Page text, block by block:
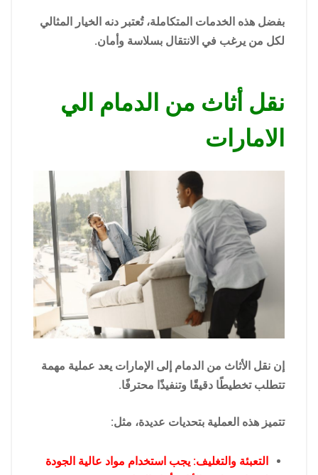
بفضل هذه الخدمات المتكاملة، تُعتبر دنه الخيار المثالي
لكل من يرغب في الانتقال بسلاسة وأمان.
نقل أثاث من الدمام الي
الامارات
إن نقل الأثاث من الدمام إلى الإمارات يعد عملية مهمة
تتطلب تخطيطًا دقيقًا وتنفيذًا محترفًا.
تتميز هذه العملية بتحديات عديدة، مثل:
التعبئة والتغليف: يجب استخدام مواد عالية الجودة